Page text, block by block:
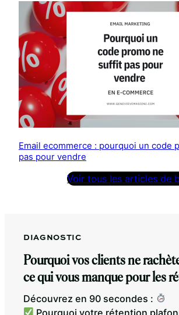
Email ecommerce : pourquoi un code
pas pour vendre
Voir tous les articles de
DIAGNOSTIC
Pourquoi vos clients ne
ce qui vous manque pour les
Découvrez en 90 secondes :
Pourquoi votre rétention